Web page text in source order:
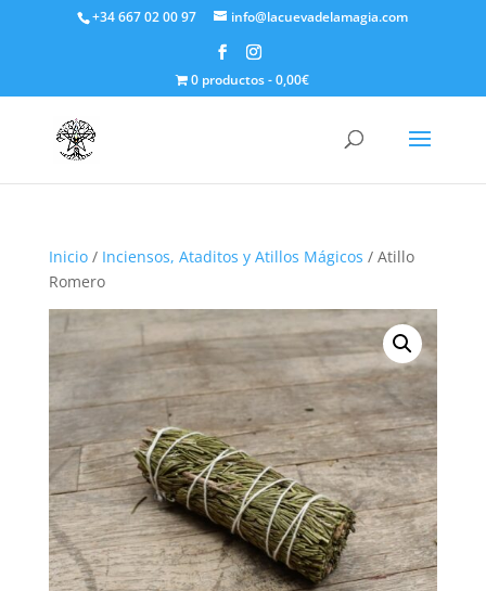
+34 667 02 00 97 info@lacuevadelamagia.com
0 productos 0,00€
Inicio/ Inciensos, Ataditos y Atillos Mágicos / Atillo
Romero